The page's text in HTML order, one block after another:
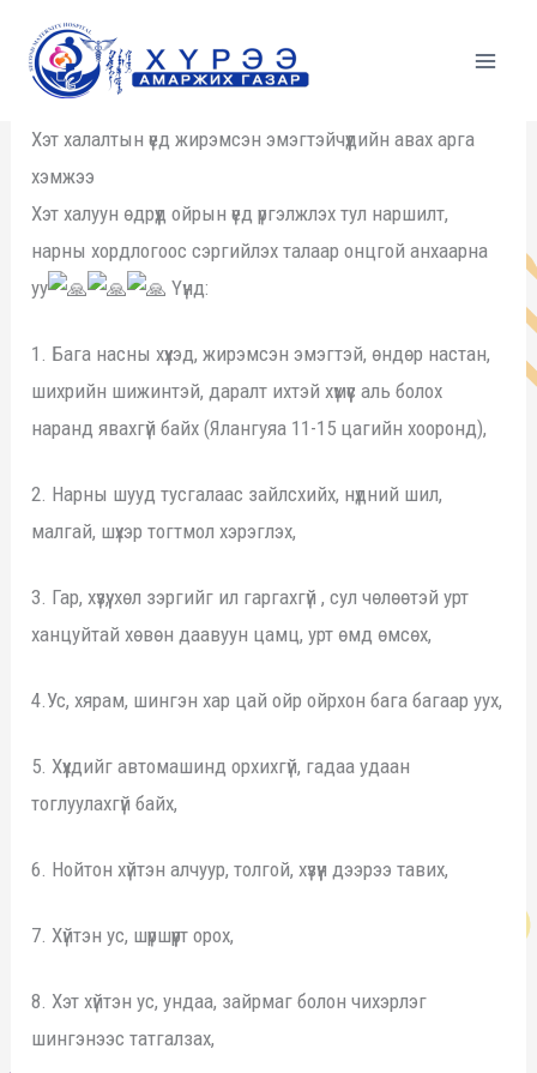
content
Хэт халалтын үед жирэмсэн эмэгтэйчүүдийн авах арга
хэмжээ
Хэт халуун өдрүүд ойрын үед үргэлжлэх тул наршилт,
нарны хордлогоос сэргийлэх талаар онцгой анхаарна
уу
Үүнд:
1. Бага насны хүүхэд, жирэмсэн эмэгтэй, өндөр настан,
шихрийн шижинтэй, даралт ихтэй хүмүүс аль болох
наранд явахгүй байх (Ялангуяа 11-15 цагийн хооронд),
2. Нарны шууд тусгалаас зайлсхийх, нүдний шил,
малгай, шүхэр тогтмол хэрэглэх,
3. Гар, хүзүү, хөл зэргийг ил гаргахгүй , сул чөлөөтэй урт
ханцуйтай хөвөн даавуун цамц, урт өмд өмсөх,
4.Ус, хярам, шингэнхар цай ойр ойрхон бага багаар уух,
5. Хүүхдийг автомашинд орхихгүй, гадаа удаан
тоглуулахгүй байх,
6. Нойтон хүйтэн алчуур, толгой, хүзүүн дээрээ тавих,
7. Хүйтэн ус, шүршүүрт орох,
8. Хэт хүйтэн ус, ундаа, зайрмаг болон чихэрлэг
шингэнээс татгалзах,